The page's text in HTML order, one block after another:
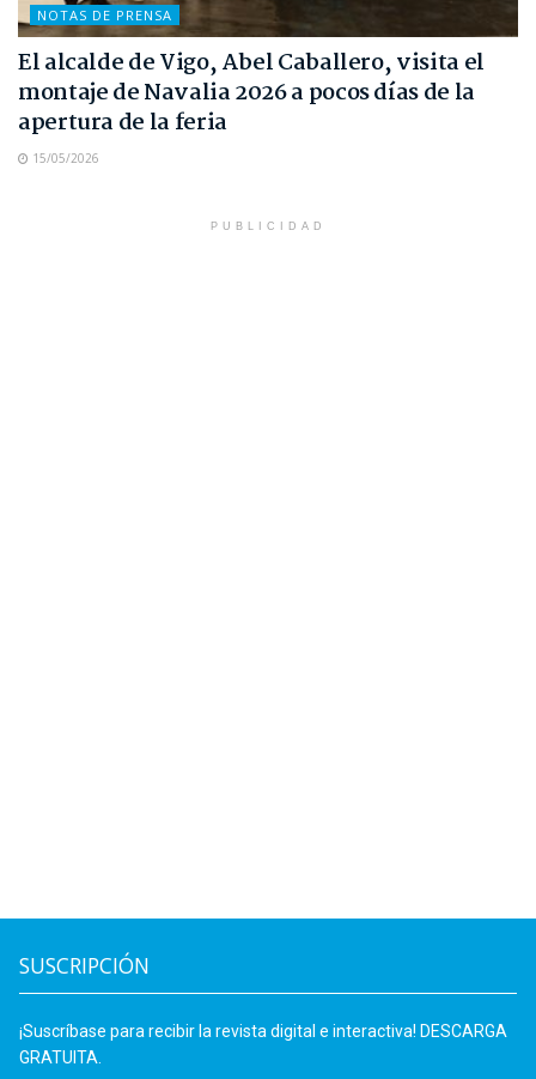
NOTAS DE PRENSA
El alcalde de Vigo, Abel Caballero, visita el
montaje de Navalia 2026 a pocos días de la
apertura de la feria
15/05/2026
PUBLICIDAD
SUSCRIPCIÓN
¡Suscríbase para recibir la revista digital e interactiva! DESCARGA
GRATUITA.